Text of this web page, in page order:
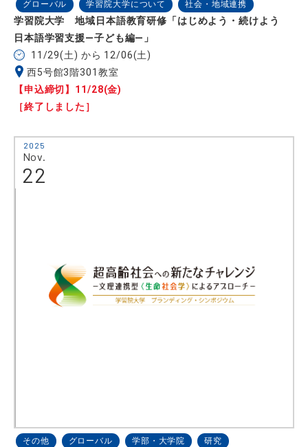
グローバル 学習院大学について 社会・地域連携
学習院大学 地域日本語教育研修「はじめよう・続けよう
日本語学習支援―子ども編―」
11/29(土) から 12/06(土)
西5号館3階301教室
【申込締切】11/28(金)
［終了しました］
2025
Nov.
22
その他 グローバル 学部・大学院
研究